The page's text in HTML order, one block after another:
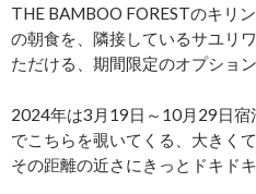
THE BAMBOO FORESTのキリ
の朝食を、隣接しているサユリ
ただける、期間限定のオプション
2024年は3月19日～10月29日宿
でこちらを覗いてくる、大きく
その距離の近さにきっとドキド